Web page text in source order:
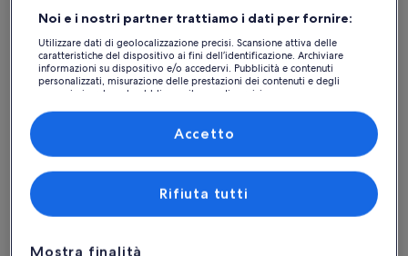
Mappa
Noi e i nostri partner trattiamo i dati per fornire:
Utilizzare dati di geolocalizzazione precisi. Scansione attiva delle
caratteristiche del dispositivo ai fini dell’identificazione. Archiviare
informazioni su dispositivo e/o accedervi. Pubblicità e contenuti
personalizzati, misurazione delle prestazioni dei contenuti e degli
annunci, ricerche sul pubblico, sviluppo di servizi.
Elenco dei partner (fornitori)
Mostra finalità
Rifiuta tutti
Accetto